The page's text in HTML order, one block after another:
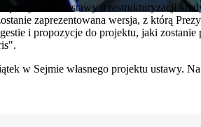
prezydencki ustawy o restrukturyzacji
zaprezentowana wersja, z którą
i propozycje do projektu, jaki
w Sejmie własnego projektu ustawy.